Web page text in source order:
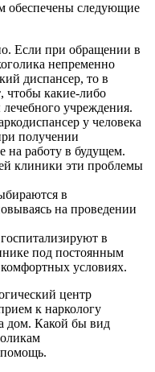
обеспечены следующие
Если при обращении в
непременно
диспансер, то в
, чтобы какие-либо
учреждения.
у человека
получении
на работу в будущем.
клиники эти проблемы
в
на проведении
в
под постоянным
условиях.
центр
к наркологу
дом. Какой бы вид
помощь.